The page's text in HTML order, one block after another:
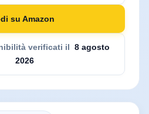
su Amazon
verificati il 8 agosto
2026